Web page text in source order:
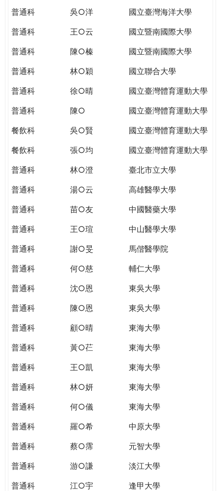
TODAY
THE
WORLD
PUTTING
YOU
THE
CITIZENSHIP
普通科
吳○洋
國立臺灣海洋大學
普通科
王○云
國立暨南國際大學
普通科
陳○榛
國立暨南國際大學
普通科
林○穎
國立聯合大學
普通科
徐○晴
國立臺灣體育運動大學
普通科
陳○
國立臺灣體育運動大學
餐飲科
吳○賢
國立臺灣體育運動大學
餐飲科
張○均
國立臺灣體育運動大學
普通科
林○澄
臺北市立大學
普通科
湯○云
高雄醫學大學
普通科
苗○友
中國醫藥大學
普通科
王○瑄
中山醫學大學
普通科
謝○旻
馬偕醫學院
普通科
何○慈
輔仁大學
普通科
沈○恩
東吳大學
普通科
陳○恩
東吳大學
普通科
顧○晴
東海大學
普通科
黃○芢
東海大學
普通科
王○凱
東海大學
普通科
林○妍
東海大學
普通科
何○儀
東海大學
普通科
羅○希
中原大學
普通科
蔡○霈
元智大學
普通科
游○謙
淡江大學
普通科
江○宇
逢甲大學